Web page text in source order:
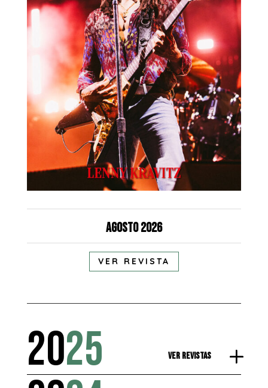
Agosto 2026
VER REVISTA
2025 Ver Revistas